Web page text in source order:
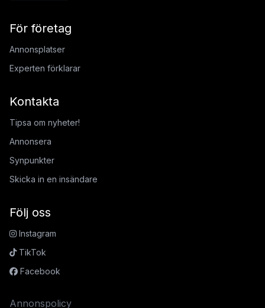
För företag
Annonsplatser
Experten förklarar
Kontakta
Tipsa om nyheter!
Annonsera
Synpunkter
Skicka in en insändare
Följ oss
Instagram
TikTok
Facebook
Annonspolicy